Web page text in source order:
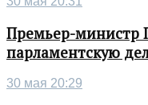
Премьер-министр
парламентскую
30 мая 20:29